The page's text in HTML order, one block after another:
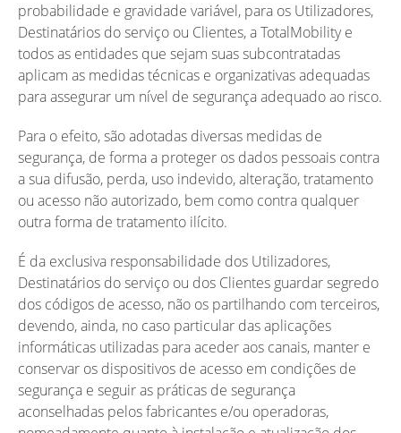
probabilidade e gravidade variável, para os Utilizadores,
Destinatários do serviço ou Clientes, a TotalMobility e
todos as entidades que sejam suas subcontratadas
aplicam as medidas técnicas e organizativas adequadas
para assegurar um nível de segurança adequado ao risco.
Para o efeito, são adotadas diversas medidas de
segurança, de forma a proteger os dados pessoais contra
a sua difusão, perda, uso indevido, alteração, tratamento
ou acesso não autorizado, bem como contra qualquer
outra forma de tratamento ilícito.
É da exclusiva responsabilidade dos Utilizadores,
Destinatários do serviço ou dos Clientes guardar segredo
dos códigos de acesso, não os partilhando com terceiros,
devendo, ainda, no caso particular das aplicações
informáticas utilizadas para aceder aos canais, manter e
conservar os dispositivos de acesso em condições de
segurança e seguir as práticas de segurança
aconselhadas pelos fabricantes e/ou operadoras,